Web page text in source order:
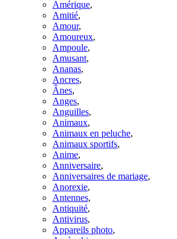
Amérique,
Amitié,
Amour,
Amoureux,
Ampoule,
Amusant,
Ananas,
Ancres,
Ânes,
Anges,
Anguilles,
Animaux,
Animaux en peluche,
Animaux sportifs,
Anime,
Anniversaire,
Anniversaires de mariage,
Anorexie,
Antennes,
Antiquité,
Antivirus,
Appareils photo,